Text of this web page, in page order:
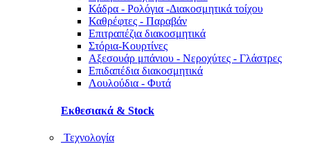
Κάδρα - Ρολόγια -Διακοσμητικά τοίχου
Καθρέφτες - Παραβάν
Επιτραπέζια διακοσμητικά
Στόρια-Κουρτίνες
Αξεσουάρ μπάνιου - Νεροχύτες - Γλάστρες
Επιδαπέδια διακοσμητικά
Λουλούδια - Φυτά
Εκθεσιακά & Stock
Τεχνολογία